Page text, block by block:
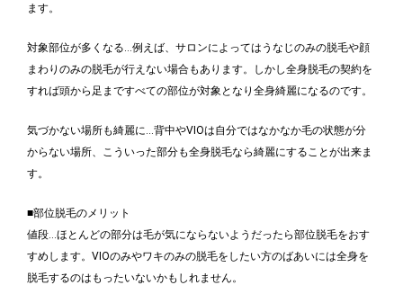
ます。
対象部位が多くなる…例えば、サロンによってはうなじのみの脱毛や顔
まわりのみの脱毛が行えない場合もあります。しかし全身脱毛の契約を
すれば頭から足まですべての部位が対象となり全身綺麗になるのです。
気づかない場所も綺麗に…背中やVIOは自分ではなかなか毛の状態が分
からない場所、こういった部分も全身脱毛なら綺麗にすることが出来ま
す。
■部位脱毛のメリット
値段…ほとんどの部分は毛が気にならないようだったら部位脱毛をおす
すめします。VIOのみやワキのみの脱毛をしたい方のばあいには全身を
脱毛するのはもったいないかもしれません。